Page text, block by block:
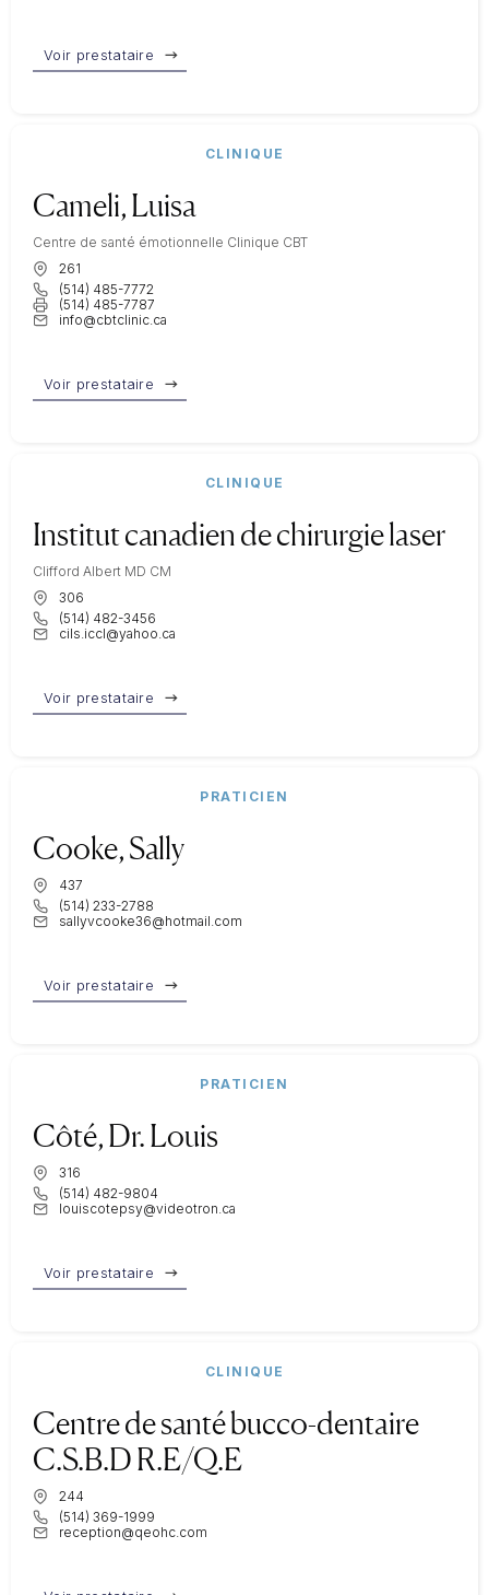
Voir prestataire
CLINIQUE
Cameli, Luisa
Centre de santé émotionnelle Clinique CBT
261
(514) 485-7772
(514) 485-7787
info@cbtclinic.ca
Voir prestataire
CLINIQUE
Institut canadien de chirurgie laser
Clifford Albert MD CM
306
(514) 482-3456
cils.iccl@yahoo.ca
Voir prestataire
PRATICIEN
Cooke, Sally
437
(514) 233-2788
sallyvcooke36@hotmail.com
Voir prestataire
PRATICIEN
Côté, Dr. Louis
316
(514) 482-9804
louiscotepsy@videotron.ca
Voir prestataire
CLINIQUE
Centre de santé bucco-dentaire
C.S.B.D R.E/Q.E
244
(514) 369-1999
reception@qeohc.com